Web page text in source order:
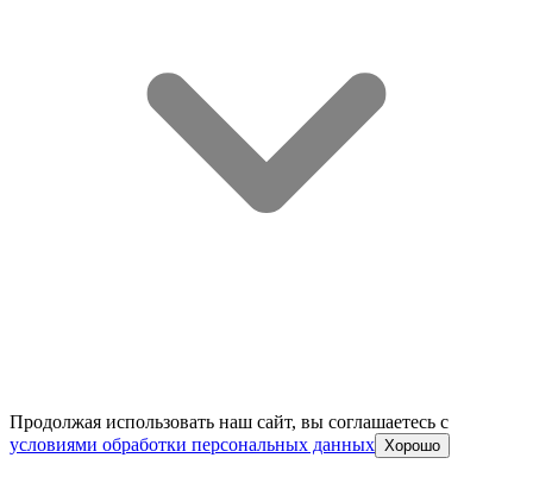
Продолжая использовать наш сайт, вы соглашаетесь c
условиями обработки персональных данных Хорошо